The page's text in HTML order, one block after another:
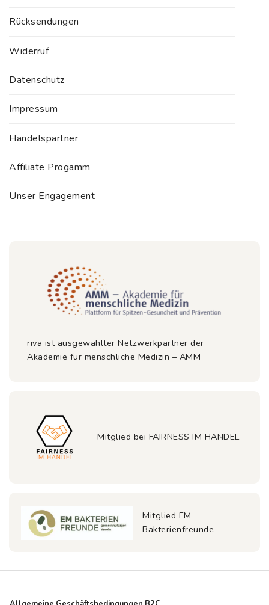
Rücksendungen
Widerruf
Datenschutz
Impressum
Handelspartner
Affiliate Progamm
Unser Engagement
riva ist ausgewählter Netzwerkpartner der
Akademie für menschliche Medizin – AMM
Mitglied bei FAIRNESS IM HANDEL
Mitglied EM
Bakterienfreunde